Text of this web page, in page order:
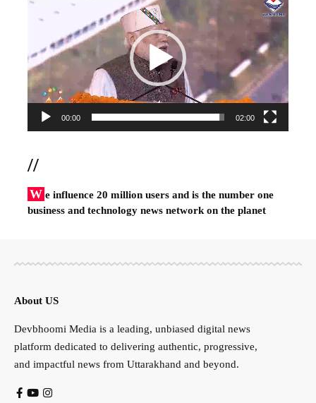
00:00 02:00
//
W e influence 20 million users and is the number one
business and technology news network on the planet
About US
Devbhoomi Media is a leading, unbiased digital news
platform dedicated to delivering authentic, progressive,
and impactful news from Uttarakhand and beyond.